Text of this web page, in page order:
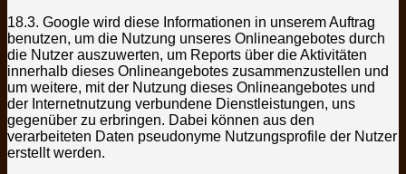
18.3. Google wird diese Informationen in unserem Auftrag
benutzen, um die Nutzung unseres Onlineangebotes durch
die Nutzer auszuwerten, um Reports über die Aktivitäten
innerhalb dieses Onlineangebotes zusammenzustellen und
um weitere, mit der Nutzung dieses Onlineangebotes und
der Internetnutzung verbundene Dienstleistungen, uns
gegenüber zu erbringen. Dabei können aus den
verarbeiteten Daten pseudonyme Nutzungsprofile der Nutzer
erstellt werden.